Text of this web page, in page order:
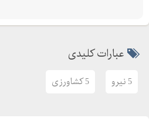
عبارات کلیدی
5 نیرو 5 کشاورزی